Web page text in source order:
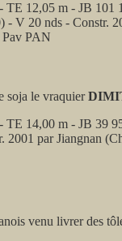
12,05 m - JB 101
V 20 nds - Constr.
PAN
soja le vraquier
14,00 m - JB 39
par Jiangnan
venu livrer des